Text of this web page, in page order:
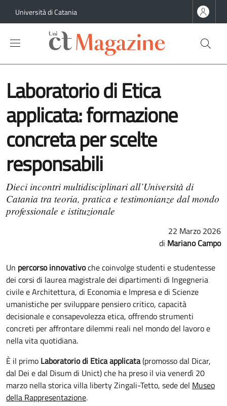
Università di Catania
Laboratorio di Etica
applicata: formazione
concreta per scelte
responsabili
Dieci incontri multidisciplinari all’Università di
Catania tra teoria, pratica e testimonianze dal mondo
professionale e istituzionale
22 Marzo 2026
Mariano Campo
Un percorso innovativoche coinvolge studenti e studentesse
dei corsi di laurea magistrale dei dipartimenti di Ingegneria
civile e Architettura, di Economia e Impresa e di Scienze
umanistiche per sviluppare pensiero critico, capacità
decisionale e consapevolezza etica, offrendo strumenti
concreti per affrontare dilemmi reali nel mondo del lavoro e
nella vita quotidiana.
È il primo Laboratorio di Etica applicata(promosso dal Dicar,
dal Dei e dal Disum di Unict) che ha preso il via venerdì 20
marzo nella storica villa liberty Zingali-Tetto, sede del Museo
della Rappresentazione.